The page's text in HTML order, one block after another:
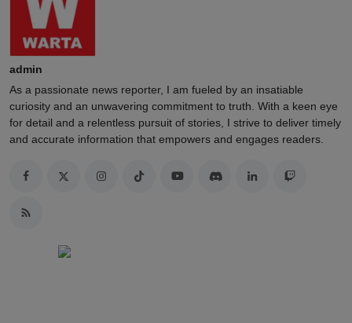
admin
As a passionate news reporter, I am fueled by an insatiable
curiosity and an unwavering commitment to truth. With a keen eye
for detail and a relentless pursuit of stories, I strive to deliver timely
and accurate information that empowers and engages readers.